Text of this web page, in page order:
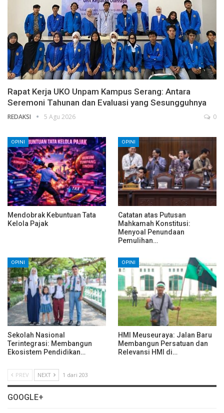
Rapat Kerja UKO Unpam Kampus Serang: Antara
Seremoni Tahunan dan Evaluasi yang Sesungguhnya
REDAKSI 5 Agu 2026 0
OPINI
Mendobrak Kebuntuan Tata
Kelola Pajak
OPINI
Catatan atas Putusan
Mahkamah Konstitusi:
Menyoal Penundaan
Pemulihan…
OPINI
Sekolah Nasional
Terintegrasi: Membangun
Ekosistem Pendidikan…
OPINI
HMI Meuseuraya: Jalan Baru
Membangun Persatuan dan
Relevansi HMI di…
PREV NEXT 1 dari 203
GOOGLE+